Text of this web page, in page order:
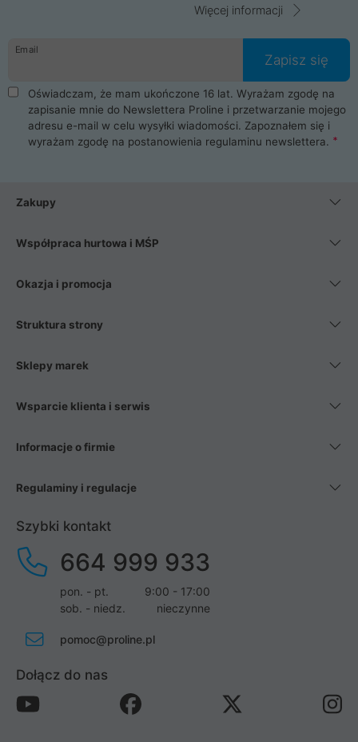
komunikacja ze sklepem komputerowym ProLine jest
danych osobowych. Dlatego zakup notebooka albo laptopa w
ProLine to czysta przyjemność i pełne bezpieczeństwo.
Zaopatrzysz się u nas w akcesoria i części komputerowe
takie jak procesory, karty graficzne, płyty główne, pamięci,
dyski SSD, M.2 oraz HDD. Nasi pracownicy pomogą Ci wybrać
najlepszy zasilacz komputerowy oraz obudowę do komputera.
Poza komputerami mamy również najlepsze na rynku
Smartfony takich producentów jak Xiaomi, Apple, Samsung i
wentylatory. Na koniec mając już to wszystko, możesz
Więcej informacji
Email
Zapisz się
Oświadczam, że mam ukończone 16 lat. Wyrażam zgodę na
zapisanie mnie do Newslettera Proline i przetwarzanie mojego
adresu e-mail w celu wysyłki wiadomości. Zapoznałem się i
wyrażam zgodę na postanowienia regulaminu newslettera.
Zakupy
Współpraca hurtowa i MŚP
Okazja i promocja
Struktura strony
Sklepy marek
Wsparcie klienta i serwis
Informacje o firmie
Regulaminy i regulacje
Szybki kontakt
664 999 933
pon. - pt.
9:00 - 17:00
sob. - niedz.
nieczynne
pomoc@proline.pl
Dołącz do nas